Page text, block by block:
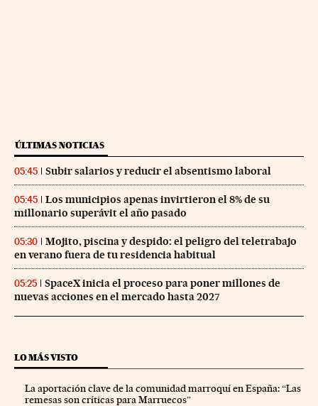
ÚLTIMAS NOTICIAS
05:45 Subir salarios y reducir el absentismo laboral
05:45
Los municipios apenas invirtieron el 8% de su
millonario superávit el año pasado
05:30
Mojito, piscina y despido: el peligro del teletrabajo
en verano fuera de tu residencia habitual
05:25
SpaceX inicia el proceso para poner millones de
nuevas acciones en el mercado hasta 2027
LO MÁS VISTO
La aportación clave de la comunidad marroquí en España: “Las
remesas son críticas para Marruecos”